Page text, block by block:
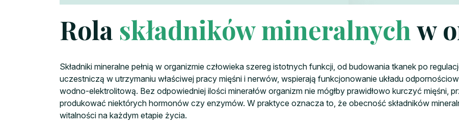
Rola składników mineralnychw
Składniki mineralne pełnią w organizmie człowieka szereg istotnych funkcji, od budowania tkanek po
uczestniczą w utrzymaniu właściwej pracy mięśni i nerwów, wspierają funkcjonowanie układu
wodno-elektrolitową. Bez odpowiedniej ilości minerałów organizm nie mógłby prawidłowo kurczyć mięśni,
produkować niektórych hormonów czy enzymów. W praktyce oznacza to, że obecność składników
witalności na każdym etapie życia.